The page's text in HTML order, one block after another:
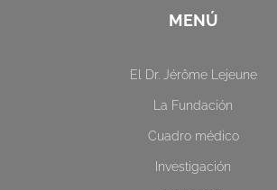
MENÚ
El Dr. Jérôme Lejeune
La Fundación
Cuadro médico
Investigación